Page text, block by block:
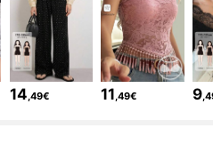
14,49€ 11,49€ 9